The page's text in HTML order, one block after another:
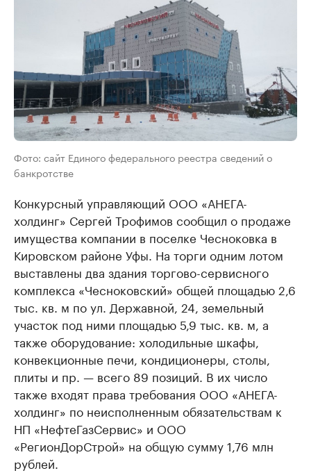
Фото: сайт Единого федерального реестра сведений о
банкротстве
Конкурсный управляющий ООО «АНЕГА-
холдинг» Сергей Трофимов сообщил о продаже
имущества компании в поселке Чесноковка в
Кировском районе Уфы. На торги одним лотом
выставлены два здания торгово-сервисного
комплекса «Чесноковский» общей площадью 2,6
тыс. кв. м по ул. Державной, 24, земельный
участок под ними площадью 5,9 тыс. кв. м, а
также оборудование: холодильные шкафы,
конвекционные печи, кондиционеры, столы,
плиты и пр. — всего 89 позиций. В их число
также входят права требования ООО «АНЕГА-
холдинг» по неисполненным обязательствам к
НП «НефтеГазСервис» и ООО
«РегионДорСтрой» на общую сумму 1,76 млн
рублей.